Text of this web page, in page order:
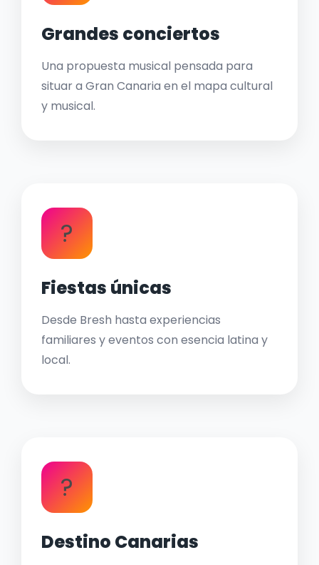
Grandes conciertos
Una propuesta musical pensada para
situar a Gran Canaria en el mapa cultural
y musical.
?
Fiestas únicas
Desde Bresh hasta experiencias
familiares y eventos con esencia latina y
local.
?
Destino Canarias